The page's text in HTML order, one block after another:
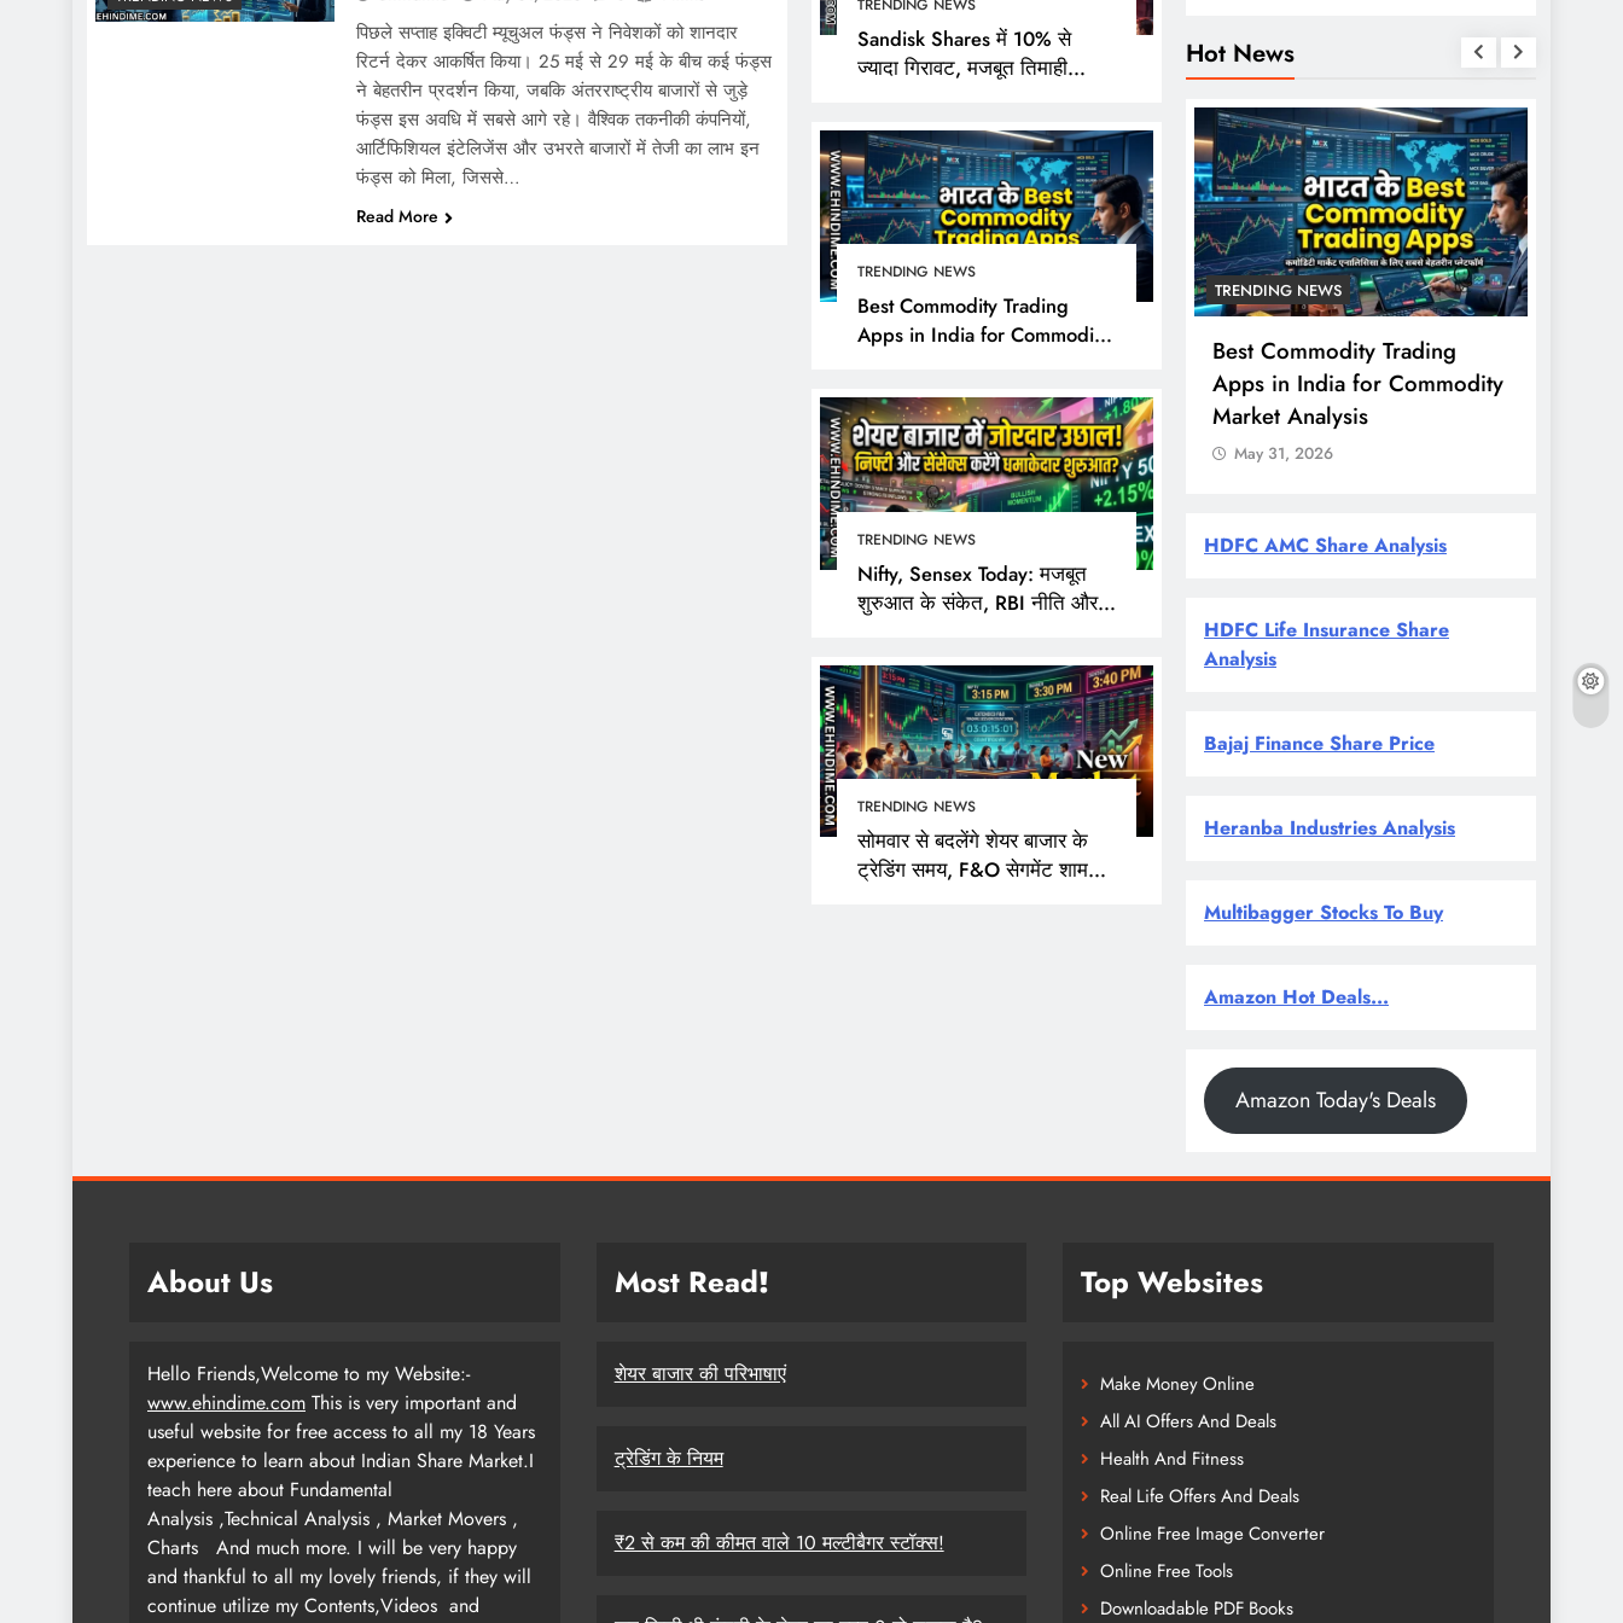
Sandisk Shares में 10% से
ज्यादा गिरावट, मजबूत तिमाही
निराश?
TRENDING NEWS
Best Commodity Trading
Apps in India for Commodity
TRENDING NEWS
Nifty, Sensex Today: मजबूत
शुरुआत के संकेत, RBI नीति और
TRENDING NEWS
सोमवार से बदलेंगे शेयर बाजार के
ट्रेडिंग समय, F&O सेगमेंट शाम
पिछले सप्ताह इक्विटी म्यूचुअल फंड्स ने निवेशकों को शानदार
रिटर्न देकर आकर्षित किया। 25 मई से 29 मई के बीच कई फंड्स
ने बेहतरीन प्रदर्शन किया, जबकि अंतरराष्ट्रीय बाजारों से जुड़े
फंड्स इस अवधि में सबसे आगे रहे। वैश्विक तकनीकी कंपनियों,
आर्टिफिशियल इंटेलिजेंस और उभरते बाजारों में तेजी का लाभ इन
फंड्स को मिला, जिससे…
Read More
Hot News
Sandisk Shares में 10% से ज्यादा
बावजूद निवेशक क्यों हुए निराश?
May 31, 2026
TRENDING NEWS
Best Commodity Trading
Apps in India for Commodity
Market Analysis
May 31, 2026
HDFC AMC Share Analysis
HDFC Life Insurance Share
Analysis
Bajaj Finance Share Price
Heranba Industries Analysis
Multibagger Stocks To Buy
Amazon Hot Deals...
Amazon Today's Deals
About Us
Hello Friends,Welcome to my Website:-
www.ehindime.com This is very important and
useful website for free access to all my 18 Years
experience to learn about Indian Share Market.I
teach here about Fundamental
Analysis ,Technical Analysis , Market Movers ,
Charts
And much more. I will be very happy
and thankful to all my lovely friends, if they will
continue utilize my Contents,Videos and
Most Read!
शेयर बाजार की परिभाषाएं
ट्रेडिंग के नियम
₹2 से कम की कीमत वाले 10 मल्टीबैगर स्टॉक्स!
Top Websites
Make Money Online
All AI Offers And Deals
Health And Fitness
Real Life Offers And Deals
Online Free Image Converter
Online Free Tools
Downloadable PDF Books